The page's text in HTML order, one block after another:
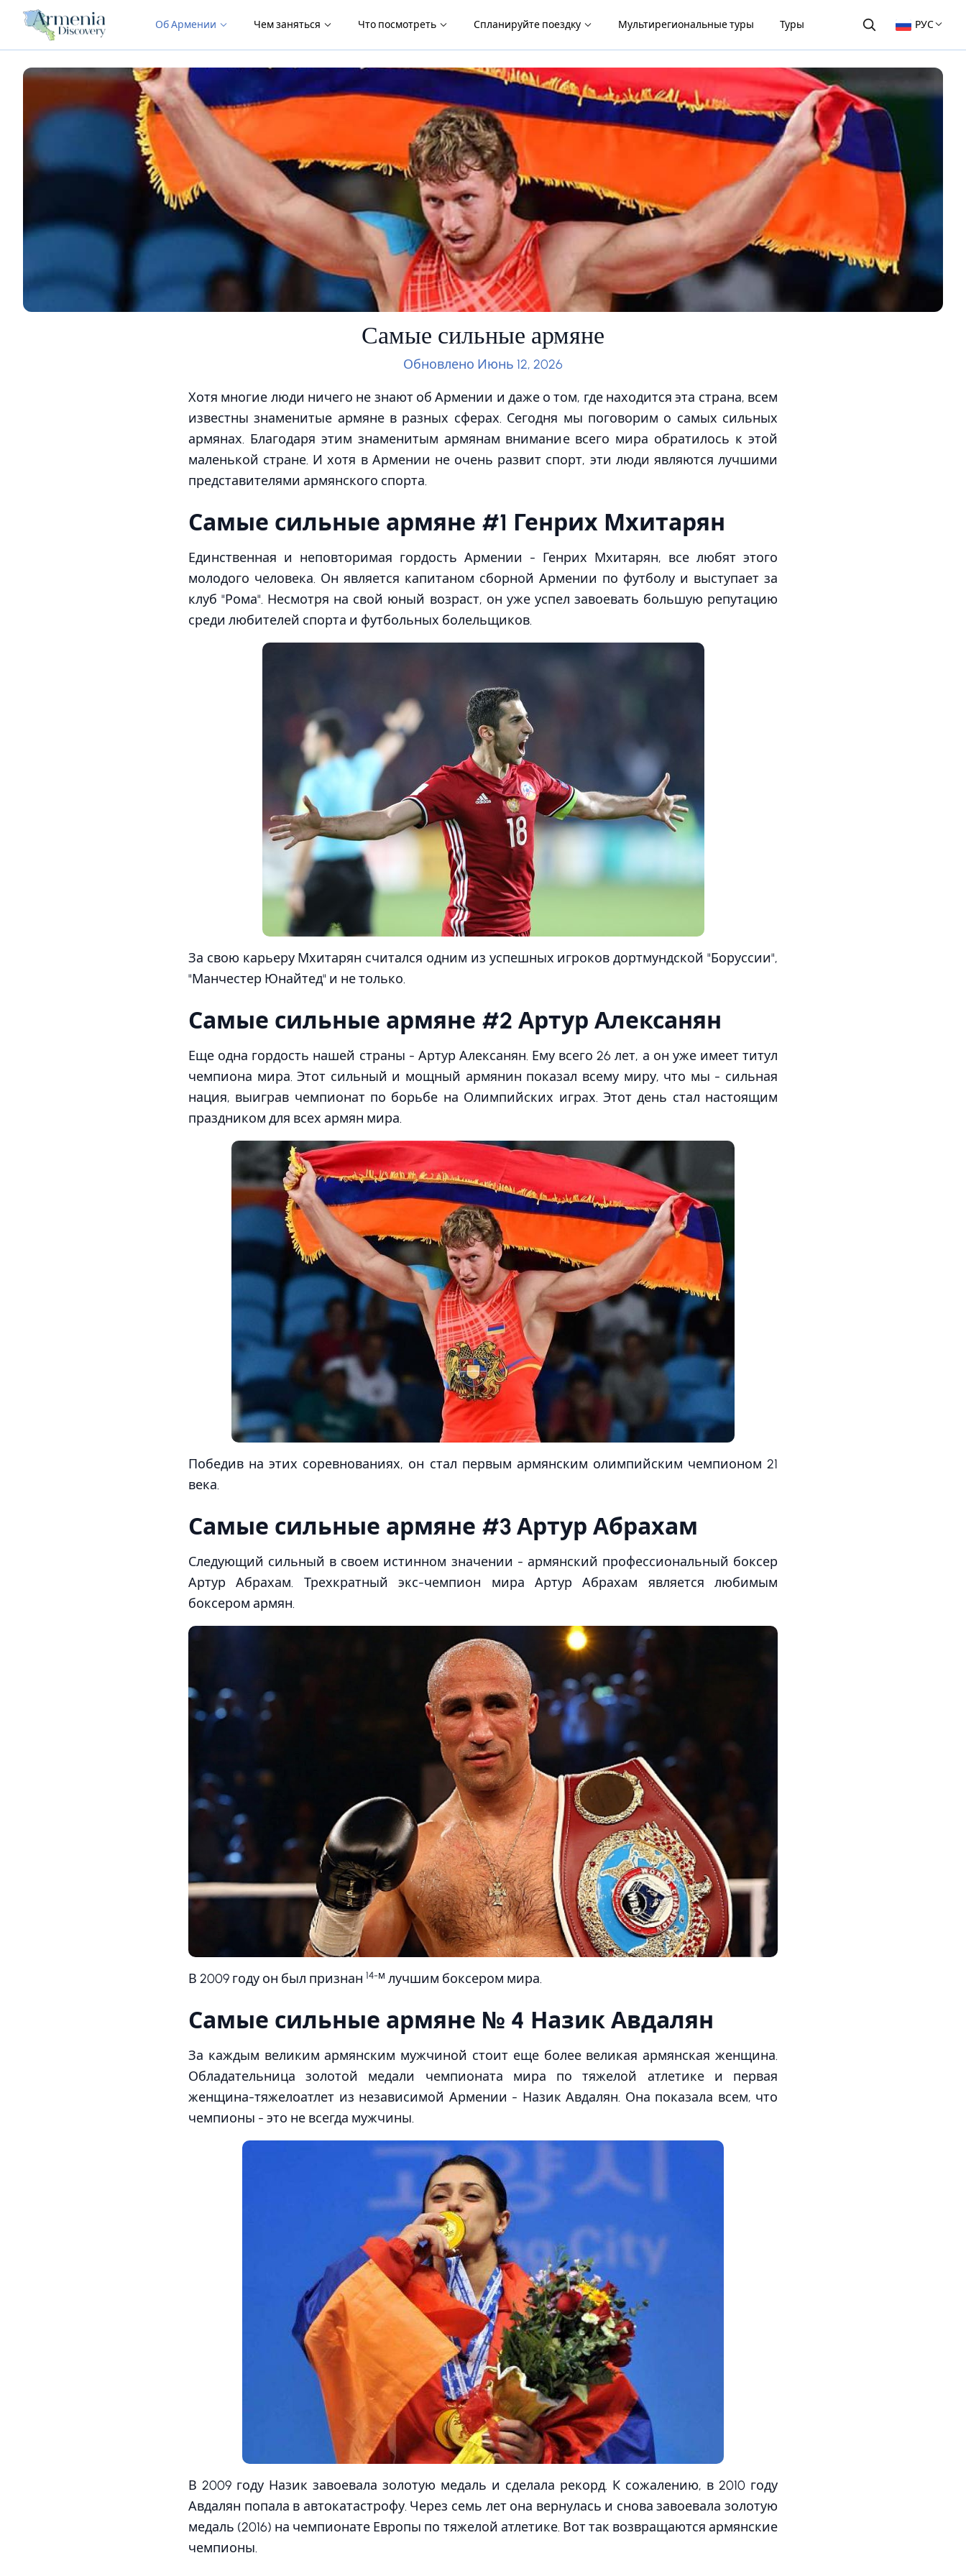
Об Армении Чем заняться Что посмотреть Спланируйте поездку Мультирегиональные туры Туры РУС
Самые сильные армяне
Обновлено Июнь 12, 2026
Хотя многие люди ничего не знают об Армении и даже о том, где находится эта страна, всем
известны знаменитые армяне в разных сферах. Сегодня мы поговорим о самых сильных
армянах. Благодаря этим знаменитым армянам внимание всего мира обратилось к этой
маленькой стране. И хотя в Армении не очень развит спорт, эти люди являются лучшими
представителями армянского спорта.
Самые сильные армяне #1 Генрих Мхитарян
Единственная и неповторимая гордость Армении - Генрих Мхитарян, все любят этого
молодого человека. Он является капитаном сборной Армении по футболу и выступает за
клуб "Рома". Несмотря на свой юный возраст, он уже успел завоевать большую репутацию
среди любителей спорта и футбольных болельщиков.
За свою карьеру Мхитарян считался одним из успешных игроков дортмундской "Боруссии",
"Манчестер Юнайтед" и не только.
Самые сильные армяне #2 Артур Алексанян
Еще одна гордость нашей страны - Артур Алексанян. Ему всего 26 лет, а он уже имеет титул
чемпиона мира. Этот сильный и мощный армянин показал всему миру, что мы - сильная
нация, выиграв чемпионат по борьбе на Олимпийских играх. Этот день стал настоящим
праздником для всех армян мира.
Победив на этих соревнованиях, он стал первым армянским олимпийским чемпионом 21
века.
Самые сильные армяне #3 Артур Абрахам
Следующий сильный в своем истинном значении - армянский профессиональный боксер
Артур Абрахам. Трехкратный экс-чемпион мира Артур Абрахам является любимым
боксером армян.
В 2009 году он был признан 14-м лучшим боксером мира.
Самые сильные армяне № 4 Назик Авдалян
За каждым великим армянским мужчиной стоит еще более великая армянская женщина.
Обладательница золотой медали чемпионата мира по тяжелой атлетике и первая
женщина-тяжелоатлет из независимой Армении - Назик Авдалян. Она показала всем, что
чемпионы - это не всегда мужчины.
В 2009 году Назик завоевала золотую медаль и сделала рекорд. К сожалению, в 2010 году
Авдалян попала в автокатастрофу. Через семь лет она вернулась и снова завоевала золотую
медаль (2016) на чемпионате Европы по тяжелой атлетике. Вот так возвращаются армянские
чемпионы.